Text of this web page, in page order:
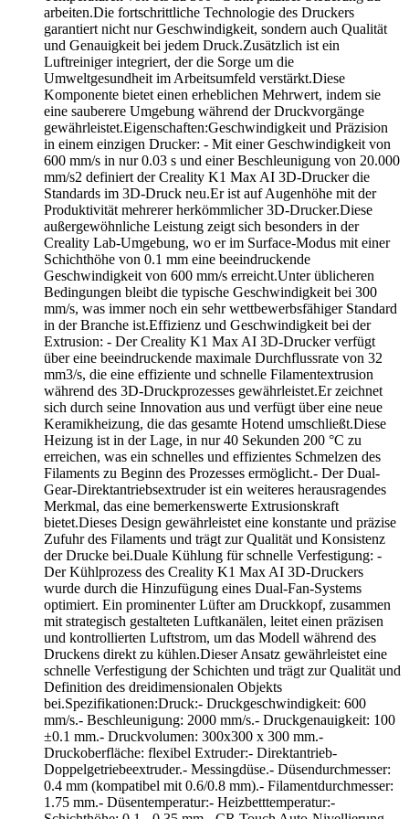
arbeiten.Die fortschrittliche Technologie des Druckers
garantiert nicht nur Geschwindigkeit, sondern auch Qualität
und Genauigkeit bei jedem Druck.Zusätzlich ist ein
Luftreiniger integriert, der die Sorge um die
Umweltgesundheit im Arbeitsumfeld verstärkt.Diese
Komponente bietet einen erheblichen Mehrwert, indem sie
eine sauberere Umgebung während der Druckvorgänge
gewährleistet.Eigenschaften:Geschwindigkeit und Präzision
in einem einzigen Drucker: - Mit einer Geschwindigkeit von
600 mm/s in nur 0.03 s und einer Beschleunigung von 20.000
mm/s2 definiert der Creality K1 Max AI 3D-Drucker die
Standards im 3D-Druck neu.Er ist auf Augenhöhe mit der
Produktivität mehrerer herkömmlicher 3D-Drucker.Diese
außergewöhnliche Leistung zeigt sich besonders in der
Creality Lab-Umgebung, wo er im Surface-Modus mit einer
Schichthöhe von 0.1 mm eine beeindruckende
Geschwindigkeit von 600 mm/s erreicht.Unter üblicheren
Bedingungen bleibt die typische Geschwindigkeit bei 300
mm/s, was immer noch ein sehr wettbewerbsfähiger Standard
in der Branche ist.Effizienz und Geschwindigkeit bei der
Extrusion: - Der Creality K1 Max AI 3D-Drucker verfügt
über eine beeindruckende maximale Durchflussrate von 32
mm3/s, die eine effiziente und schnelle Filamentextrusion
während des 3D-Druckprozesses gewährleistet.Er zeichnet
sich durch seine Innovation aus und verfügt über eine neue
Keramikheizung, die das gesamte Hotend umschließt.Diese
Heizung ist in der Lage, in nur 40 Sekunden 200 °C zu
erreichen, was ein schnelles und effizientes Schmelzen des
Filaments zu Beginn des Prozesses ermöglicht.- Der Dual-
Gear-Direktantriebsextruder ist ein weiteres herausragendes
Merkmal, das eine bemerkenswerte Extrusionskraft
bietet.Dieses Design gewährleistet eine konstante und präzise
Zufuhr des Filaments und trägt zur Qualität und Konsistenz
der Drucke bei.Duale Kühlung für schnelle Verfestigung: -
Der Kühlprozess des Creality K1 Max AI 3D-Druckers
wurde durch die Hinzufügung eines Dual-Fan-Systems
optimiert. Ein prominenter Lüfter am Druckkopf, zusammen
mit strategisch gestalteten Luftkanälen, leitet einen präzisen
und kontrollierten Luftstrom, um das Modell während des
Druckens direkt zu kühlen.Dieser Ansatz gewährleistet eine
schnelle Verfestigung der Schichten und trägt zur Qualität und
Definition des dreidimensionalen Objekts
bei.Spezifikationen:Druck:- Druckgeschwindigkeit: 600
mm/s.- Beschleunigung: 2000 mm/s.- Druckgenauigkeit: 100
±0.1 mm.- Druckvolumen: 300x300 x 300 mm.-
Druckoberfläche: flexibel Extruder:- Direktantrieb-
Doppelgetriebeextruder.- Messingdüse.- Düsendurchmesser:
0.4 mm (kompatibel mit 0.6/0.8 mm).- Filamentdurchmesser:
1.75 mm.- Düsentemperatur:- Heizbetttemperatur:-